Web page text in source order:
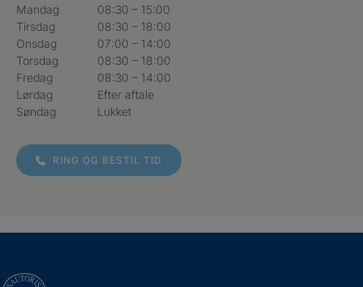
Mandag
08:30 – 15:00
Tirsdag
08:30 – 18:00
Onsdag
07:00 – 14:00
Torsdag
08:30 – 18:00
Fredag
08:30 – 14:00
Lørdag
Efter aftale
Søndag
Lukket
RING OG BESTIL TID